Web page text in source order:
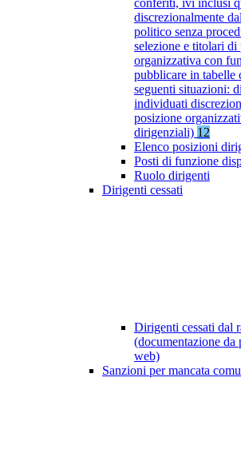
conferiti, ivi inclusi
discrezionalmente
politico senza
selezione e titolari di
organizzativa con
pubblicare in tabelle
seguenti situazioni:
individuati
posizione
dirigenziali) 12
Elenco posizioni
Posti di funzione
Ruolo dirigenti
Dirigenti cessati
Dirigenti cessati dal
(documentazione da
web)
Sanzioni per mancata